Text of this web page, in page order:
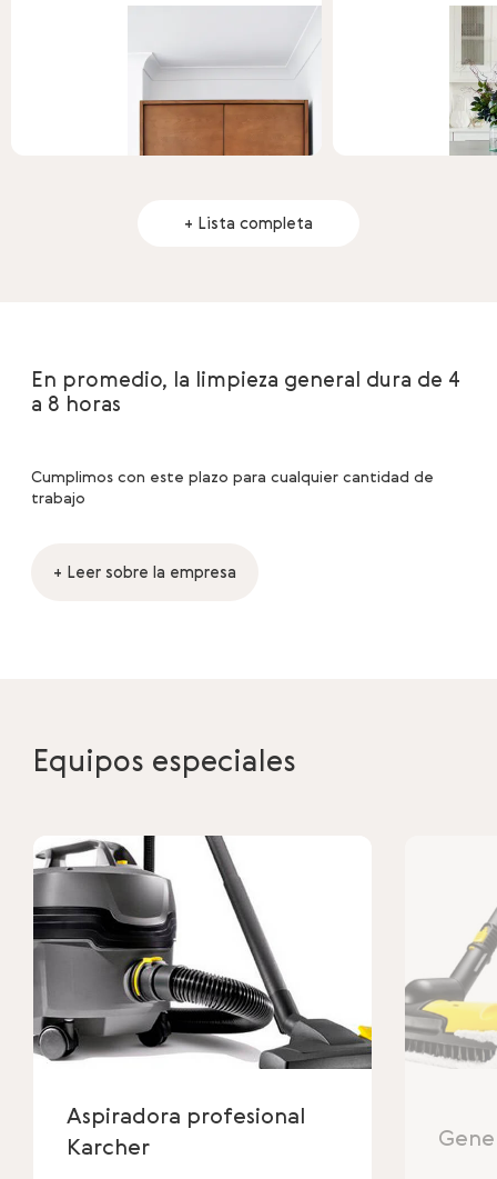
+ Lista completa
En promedio, la limpieza general dura de 4
a 8 horas
Cumplimos con este plazo para cualquier cantidad de
trabajo
+ Leer sobre la empresa
Equipos especiales
Aspiradora profesional
Karcher